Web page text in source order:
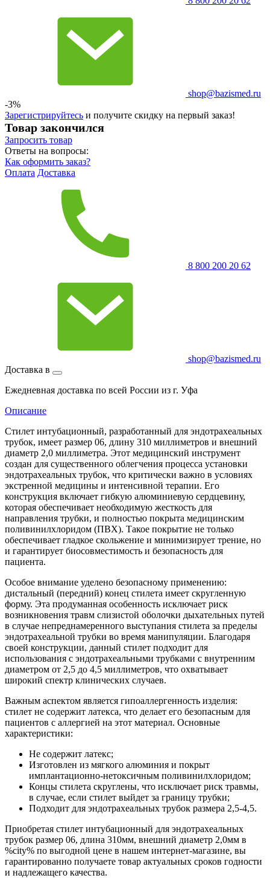
shop@bazismed.ru
-3%
Зарегистрируйтесь и получите скидку на первый заказ!
Товар закончился
Запросить товар
Ответы на вопросы:
Как оформить заказ?
Оплата Доставка
8 800 200 20 62
shop@bazismed.ru
Доставка в
Ежедневная доставка по всей России из г. Уфа
Описание
Стилет интубационный, разработанный для эндотрахеальных
трубок, имеет размер 06, длину 310 миллиметров и внешний
диаметр 2,0 миллиметра. Этот медицинский инструмент
создан для существенного облегчения процесса установки
эндотрахеальных трубок, что критически важно в условиях
экстренной медицины и интенсивной терапии. Его
конструкция включает гибкую алюминиевую сердцевину,
которая обеспечивает необходимую жесткость для
направления трубки, и полностью покрыта медицинским
поливинилхлоридом (ПВХ). Такое покрытие не только
обеспечивает гладкое скольжение и минимизирует трение, но
и гарантирует биосовместимость и безопасность для
пациента.
Особое внимание уделено безопасному применению:
дистальный (передний) конец стилета имеет скругленную
форму. Эта продуманная особенность исключает риск
возникновения травм слизистой оболочки дыхательных путей
в случае непреднамеренного выступания стилета за пределы
эндотрахеальной трубки во время манипуляции. Благодаря
своей конструкции, данный стилет подходит для
использования с эндотрахеальными трубками с внутренним
диаметром от 2,5 до 4,5 миллиметров, что охватывает
широкий спектр клинических случаев.
Важным аспектом является гипоаллергенность изделия:
стилет не содержит латекса, что делает его безопасным для
пациентов с аллергией на этот материал. Основные
характеристики:
Не содержит латекс;
Изготовлен из мягкого алюминия и покрыт
имплантационно-нетоксичным поливинилхлоридом;
Концы стилета скруглены, что исключает риск травмы,
в случае, если стилет выйдет за границу трубки;
Подходит для эндотрахеальных трубок размера 2,5-4,5.
Приобретая стилет интубационный для эндотрахеальных
трубок размер 06, длина 310мм, внешний диаметр 2,0мм в
%city% по выгодной цене в нашем интернет-магазине, вы
гарантированно получаете товар актуальных сроков годности
и надлежащего качества.